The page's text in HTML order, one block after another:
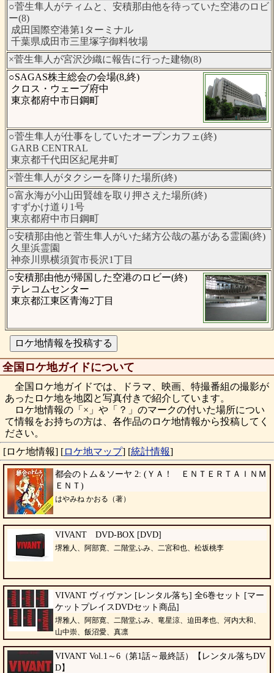
○菅生隼人がティムと、安積那由他を待っていた空港のロビ
ー(8)
成田国際空港第1ターミナル
千葉県成田市三里塚字御料牧場
×菅生隼人が宮沢沙織に報告に行った建物(8)
○SAGAS株主総会の会場(8,終)
クロス・ウェーブ府中
東京都府中市日鋼町
○菅生隼人が仕事をしていたオープンカフェ(終)
GARB CENTRAL
東京都千代田区紀尾井町
×菅生隼人がタクシーを降りた場所(終)
○富永海が小山田賢雄を取り押さえた場所(終)
すずかけ道り1号
東京都府中市日鋼町
○安積那由他と菅生隼人がいた緒方公哉の墓がある霊園(終)
久里浜霊園
神奈川県横須賀市長沢1丁目
○安積那由他が帰国した空港のロビー(終)
テレコムセンター
東京都江東区青海2丁目
全国ロケ地ガイドについて
全国ロケ地ガイドでは、ドラマ、映画、特撮番組の撮影が
あったロケ地を地図と写真付きで紹介しています。
ロケ地情報の「×」や「？」のマークの付いた場所につい
て情報をお持ちの方は、各作品のロケ地情報から投稿してく
ださい。
[ロケ地情報] [ロケ地マップ] [統計情報]
都会のトム＆ソーヤ 2: (ＹＡ！ ＥＮＴＥＲＴＡＩＮＭ
ＥＮＴ)
はやみね かおる（著）
VIVANT DVD-BOX [DVD]
堺雅人、阿部寛、二階堂ふみ、二宮和也、松坂桃李
VIVANT ヴィヴァン [レンタル落ち] 全6巻セット [マー
ケットプレイスDVDセット商品]
堺雅人、阿部寛、二階堂ふみ、竜星涼、迫田孝也、河内大和、
山中崇、飯沼愛、真凛
VIVANT Vol.1～6（第1話～最終話）【レンタル落ちDV
D】